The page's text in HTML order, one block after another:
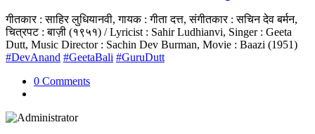
गीतकार : साहिर लुधियानवी, गायक : गीता दत्त, संगीतकार : सचिन देव बर्मन,
चित्रपट : बाज़ी (१९५१) / Lyricist : Sahir Ludhianvi, Singer : Geeta
Dutt, Music Director : Sachin Dev Burman, Movie : Baazi (1951)
#DevAnand #GeetaBali #GuruDutt
0 Comments